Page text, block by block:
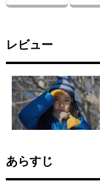
レビュー
あらすじ